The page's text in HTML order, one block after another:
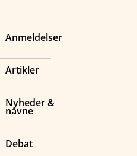
Anmeldelser
Artikler
Nyheder &
navne
Debat